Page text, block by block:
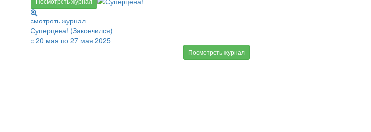
смотреть журнал
Суперцена! (Закончился)
с 20 мая по 27 мая 2025
Посмотреть журнал